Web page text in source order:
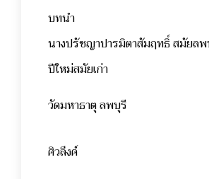
บทนำ
นางปรัชญาปารมิตาสัมฤทธิ์ สมัยล
ปีใหม่
วัดมหา
ศิว